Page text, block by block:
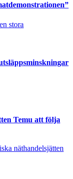
stora
Temu att följa
näthandelsjätten